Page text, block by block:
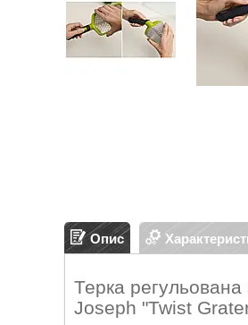
Опис
Терка
Joseph "Twist